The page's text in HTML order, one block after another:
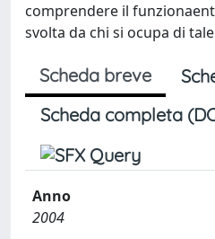
comprendere il
svolta da chi si ocupa di
Scheda breve
Scheda completa
Anno
2004